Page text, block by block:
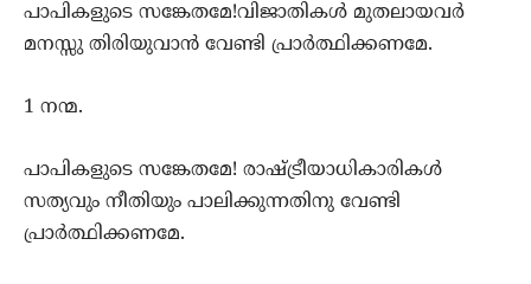
പാപികളുടെ സങ്കേതമേ!വിജാതികള്‍ മുതലായവര്‍
മനസ്സു തിരിയുവാന്‍ വേണ്ടി പ്രാര്‍ത്ഥിക്കണമേ.
1 നന്മ.
പാപികളുടെ സങ്കേതമേ! രാഷ്ട്രീയാധികാരികള്‍
സത്യവും നീതിയും പാലിക്കുന്നതിനു വേണ്ടി
പ്രാര്‍ത്ഥിക്കണമേ.